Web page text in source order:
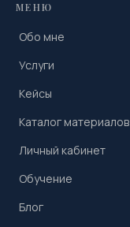
МЕНЮ
Обо мне
Услуги
Кейсы
Каталог материалов
Личный кабинет
Обучение
Блог